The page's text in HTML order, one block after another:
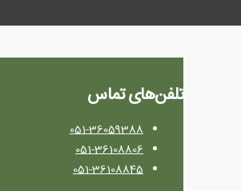
تلفن‌های تماس
051-36059388
051-36108806
051-36108845